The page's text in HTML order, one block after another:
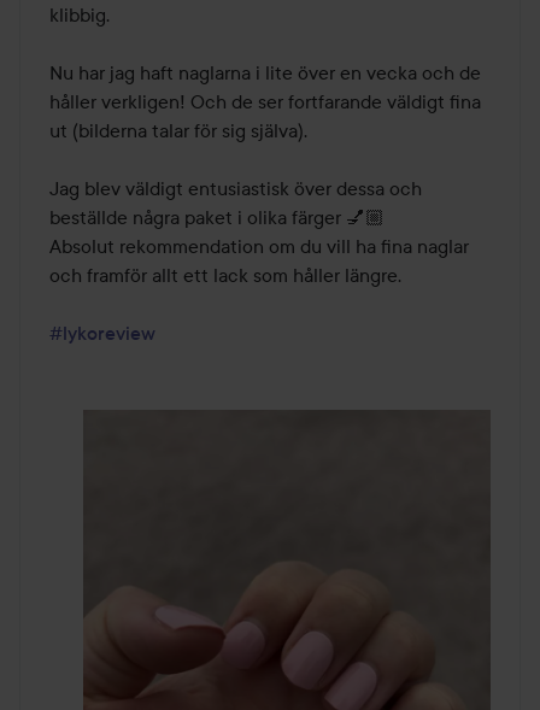
klibbig.
Nu har jag haft naglarna i lite över en vecka och de
håller verkligen! Och de ser fortfarande väldigt fina
ut (bilderna talar för sig själva).
Jag blev väldigt entusiastisk över dessa och
beställde några paket i olika färger 💅🏼
Absolut rekommendation om du vill ha fina naglar
och framför allt ett lack som håller längre.
#lykoreview